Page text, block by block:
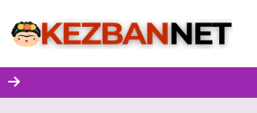
to
content